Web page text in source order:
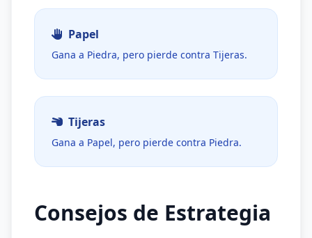
Papel
Gana a Piedra, pero pierde contra Tijeras.
Tijeras
Gana a Papel, pero pierde contra Piedra.
Consejos de Estrategia